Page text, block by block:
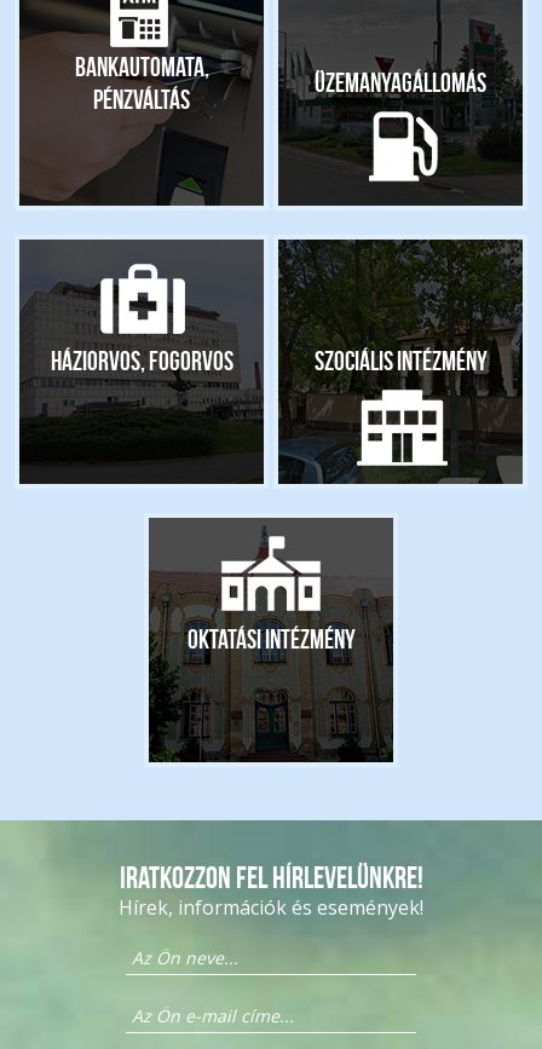
Bankautomata,
pénzváltás
Üzemanyagállomás
Háziorvos, fogorvos Szociális intézmény
Oktatási intézmény
Iratkozzon fel hírlevelünkre!
Hírek, információk és események!